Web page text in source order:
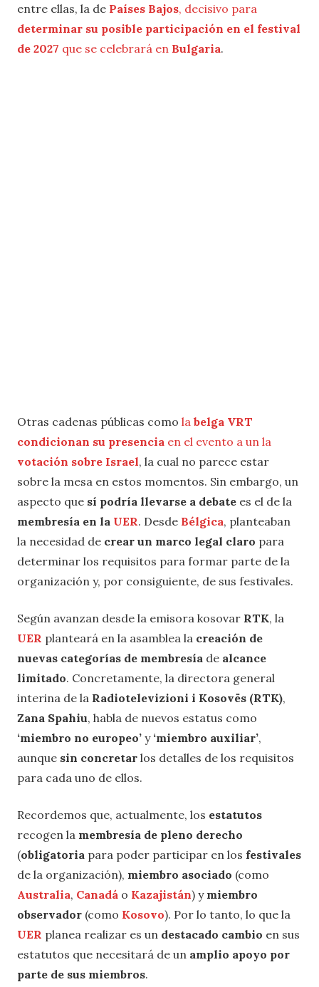
entre ellas, la de Países Bajos, decisivo para
determinar su posible participación en el festival
de 2027 que se celebrará en Bulgaria.
Otras cadenas públicas como la belga VRT
condicionan su presencia en el evento a un la
votación sobre Israel, la cual no parece estar
sobre la mesa en estos momentos. Sin embargo, un
aspecto que sí podría llevarse a debate es el de la
membresía en la UER. Desde Bélgica, planteaban
la necesidad de crear un marco legal claro para
determinar los requisitos para formar parte de la
organización y, por consiguiente, de sus festivales.
Según avanzan desde la emisora kosovar RTK, la
UER planteará en la asamblea la creación de
nuevas categorías de membresía de alcance
limitado. Concretamente, la directora general
interina de la Radiotelevizioni i Kosovës (RTK),
Zana Spahiu, habla de nuevos estatus como
‘miembro no europeo’ y ‘miembro auxiliar’,
aunque sin concretar los detalles de los requisitos
para cada uno de ellos.
Recordemos que, actualmente, los estatutos
recogen la membresía de pleno derecho
(obligatoria para poder participar en los festivales
de la organización), miembro asociado (como
Australia, Canadá o Kazajistán) y miembro
observador (como Kosovo). Por lo tanto, lo que la
UER planea realizar es un destacado cambio en sus
estatutos que necesitará de un amplio apoyo por
parte de sus miembros.